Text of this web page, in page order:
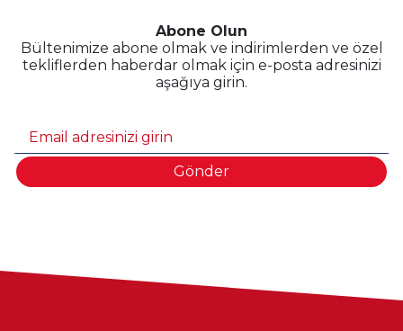
Abone Olun
Bültenimize abone olmak ve indirimlerden ve özel
tekliflerden haberdar olmak için e-posta adresinizi
aşağıya girin.
Gönder